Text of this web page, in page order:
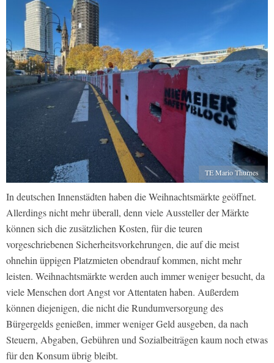
TE Mario Thurnes
In deutschen Innenstädten haben die Weihnachtsmärkte geöffnet.
Allerdings nicht mehr überall, denn viele Aussteller der Märkte
können sich die zusätzlichen Kosten, für die teuren
vorgeschriebenen Sicherheitsvorkehrungen, die auf die meist
ohnehin üppigen Platzmieten obendrauf kommen, nicht mehr
leisten. Weihnachtsmärkte werden auch immer weniger besucht, da
viele Menschen dort Angst vor Attentaten haben. Außerdem
können diejenigen, die nicht die Rundumversorgung des
Bürgergelds genießen, immer weniger Geld ausgeben, da nach
Steuern, Abgaben, Gebühren und Sozialbeiträgen kaum noch etwas
für den Konsum übrig bleibt.